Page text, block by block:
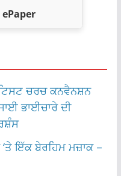
ਚਰਚ ਕਨਵੈਨਸ਼ਨ
ਭਾਈਚਾਰੇ ਦੀ
ਇੱਕ ਬੇਰਹਿਮ ਮਜ਼ਾਕ –